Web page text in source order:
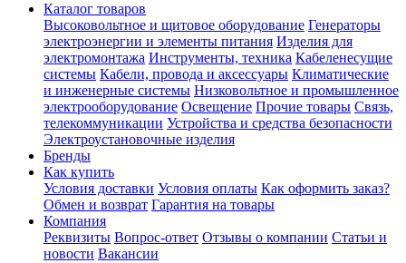
Каталог товаров
Высоковольтное и щитовое оборудование Генераторы
электроэнергии и элементы питания Изделия для
электромонтажа Инструменты, техника Кабеленесущие
системы Кабели, провода и аксессуары Климатические
и инженерные системы Низковольтное и промышленное
электрооборудование Освещение Прочие товары Связь,
телекоммуникации Устройства и средства безопасности
Электроустановочные изделия
Бренды
Как купить
Условия доставки Условия оплаты Как оформить заказ?
Обмен и возврат Гарантия на товары
Компания
Реквизиты Вопрос-ответ Отзывы о компании Статьи и
новости Вакансии